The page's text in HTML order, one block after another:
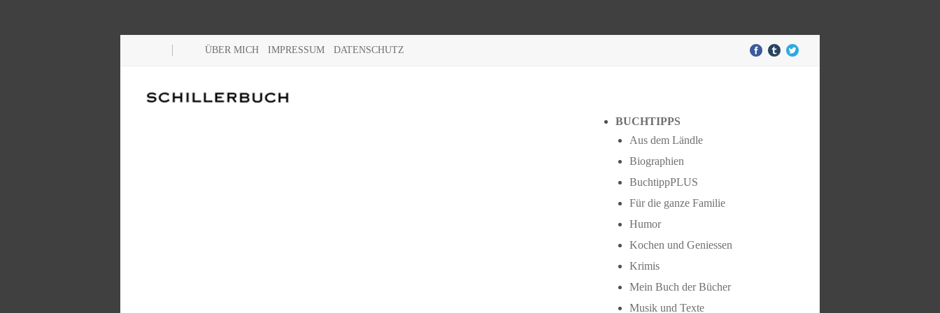
ÜBER MICH IMPRESSUM DATENSCHUTZ
BUCHTIPPS
Aus dem Ländle
Biographien
BuchtippPLUS
Für die ganze Familie
Humor
Kochen und Geniessen
Krimis
Mein Buch der Bücher
Musik und Texte